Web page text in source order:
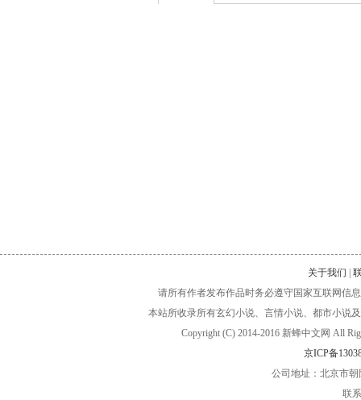
关于我们
请所有作者发布作品时务必遵守国家互联网信
本站所收录所有玄幻小说、言情小说、都市小说
Copyright (C) 2014-2016 新蜂中文网 All
京ICP备
公司地址：北京市朝
联